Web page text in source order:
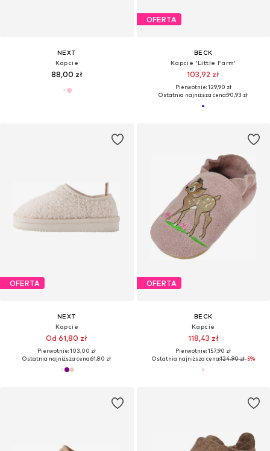
NEXT
Kapcie
88,00 zł
OFERTA
BECK
Kapcie 'Little Farm'
103,92 zł
Pierwotnie: 129,90 zł
Ostatnia najniższa cena:90,93 zł
OFERTA
NEXT
Kapcie
Od 61,80 zł
Pierwotnie: 103,00 zł
Ostatnia najniższa cena:61,80 zł
OFERTA
BECK
Kapcie
118,43 zł
Pierwotnie: 157,90 zł
Ostatnia najniższa cena:124,90 zł-5%